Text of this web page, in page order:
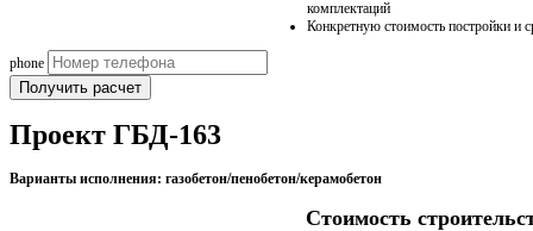
комплектаций
Конкретную стоимость постройки и
phone
Получить расчет
Проект ГБД-163
Варианты исполнения: газобетон/пенобетон/керамобетон
Стоимость